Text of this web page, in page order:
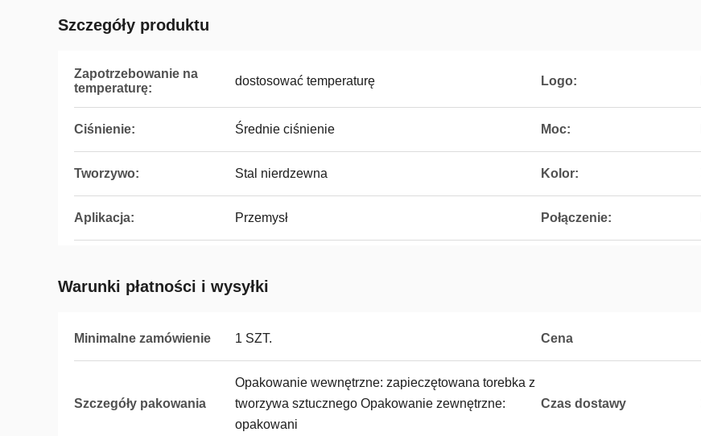
Szczegóły produktu
Zapotrzebowanie na
temperaturę:
dostosować temperaturę Logo:
Ciśnienie: Średnie ciśnienie Moc:
Tworzywo: Stal nierdzewna Kolor:
Aplikacja: Przemysł Połączenie:
Warunki płatności i wysyłki
Minimalne zamówienie 1 SZT. Cena
Szczegóły pakowania
Opakowanie wewnętrzne: zapieczętowana torebka z
tworzywa sztucznego Opakowanie zewnętrzne:
opakowani
Czas dostawy